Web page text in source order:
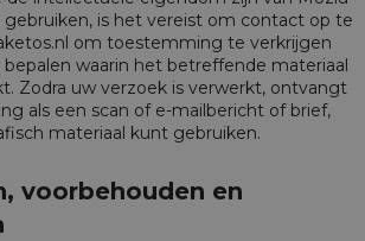
gebruiken, is het vereist om contact op te
om toestemming te verkrijgen
waarin het betreffende materiaal
Zodra uw verzoek is verwerkt, ontvangt
als een scan of e-mailbericht of brief,
materiaal kunt gebruiken.
voorbehouden en